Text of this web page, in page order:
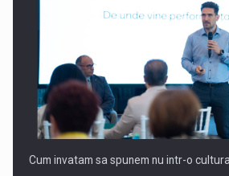
Cum invatam sa spunem nu intr-o